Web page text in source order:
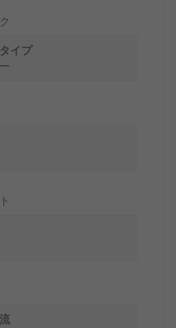
イプ